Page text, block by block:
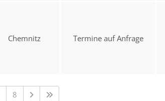
Chemnitz Termine auf Anfrage
8